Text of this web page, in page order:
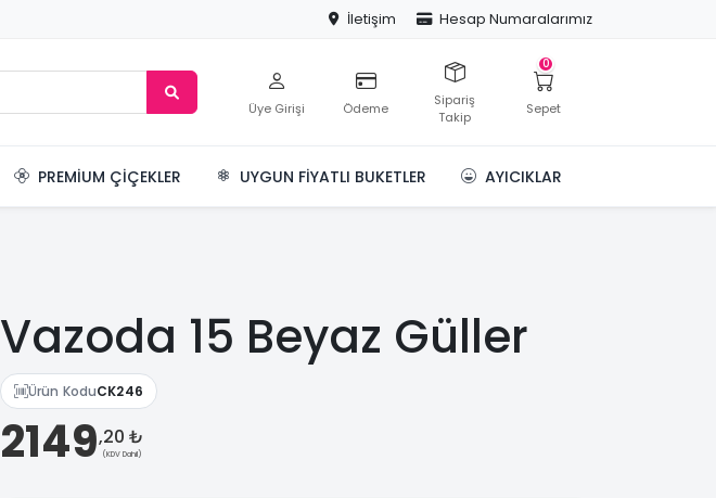
İletişim Hesap Numaralarımız
Üye Girişi Ödeme
Sipariş
Takip
Sepet
0
PREMIUM ÇIÇEKLER UYGUN FIYATLI BUKETLER AYICIKLAR
Vazoda 15 Beyaz Güller
Ürün KoduCK246
2149,20 ₺
(KDV Dahil)